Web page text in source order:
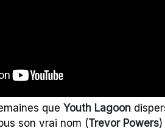
que Youth Lagoon
son vrai nom (Trevor Powers